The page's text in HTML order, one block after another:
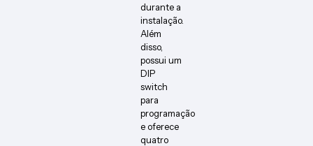
durante a
instalação.
Além
disso,
possui um
DIP
switch
para
programação
e oferece
quatro